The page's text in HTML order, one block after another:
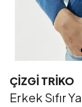
ÇİZGİ TRİKO
Erkek Sıfır